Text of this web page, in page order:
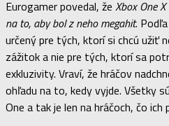
Eurogamer povedal, že Xbox One
na to, aby bol z neho megahit.
určený pre tých, ktorí si chcú užiť
zážitok a nie pre tých, ktorí sa
exkluzivity. Vraví, že hráčov
ohľadu na to, kedy vyjde. Všetky
One a tak je len na hráčoch, čo